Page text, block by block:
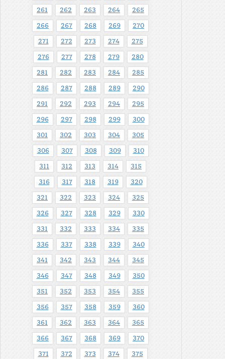
261 262 263 264 265
266 267 268 269 270
271 272 273 274 275
276 277 278 279 280
281 282 283 284 285
286 287 288 289 290
291 292 293 294 295
296 297 298 299 300
301 302 303 304 305
306 307 308 309 310
311 312 313 314 315
316 317 318 319 320
321 322 323 324 325
326 327 328 329 330
331 332 333 334 335
336 337 338 339 340
341 342 343 344 345
346 347 348 349 350
351 352 353 354 355
356 357 358 359 360
361 362 363 364 365
366 367 368 369 370
371 372 373 374 375